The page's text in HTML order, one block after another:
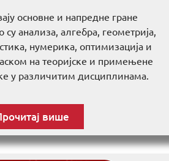
основне и напредне гране
анализа, алгебра, геометрија,
нумерика, оптимизација и
на теоријске и примењене
у различитим дисциплинама.
више